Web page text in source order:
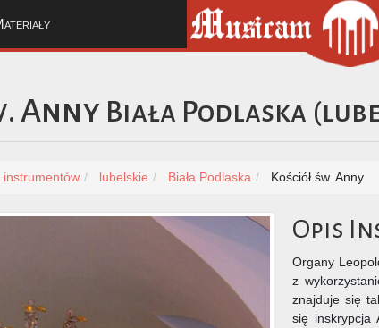
Anny Biała Podlaska (
instrumentów lubelskie Biała Podlaska Kościół św. Anny
Opis
Organy
z
znajduje się
się inskrypcja